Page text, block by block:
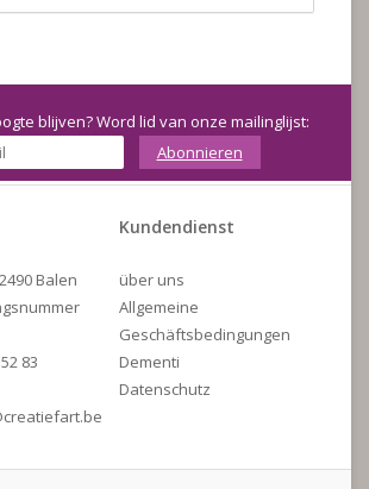
blijven? Word lid van onze mailinglijst:
Abonnieren
Balen
83
Kundendienst
über uns
Allgemeine
Geschäftsbedingungen
Dementi
Datenschutz